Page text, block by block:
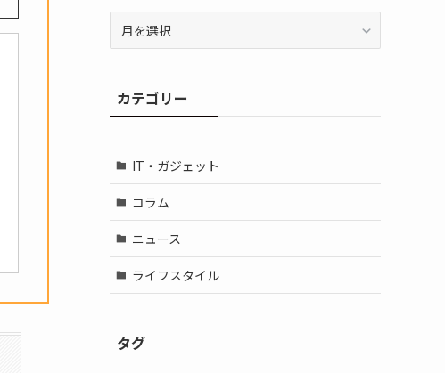
ブカテゴリー
IT・ガジェット
コラム
ニュース
ライフスタイル
タグ